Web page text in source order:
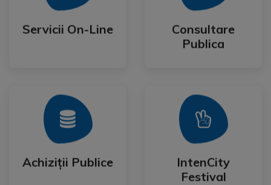
Servicii On-Line
Servicii On-Line
Consultare
Publica
Consultare
Publica
Achiziții Publice
Achiziții Publice
Mai Mult
IntenCity
Festival
IntenCity
Festival
Mai Mult